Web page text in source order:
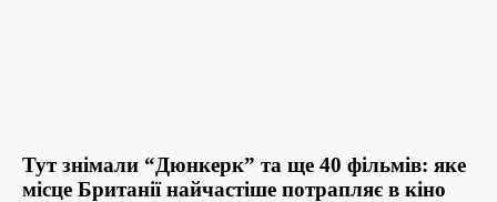
Тут знімали “Дюнкерк” та ще 40 фільмів: яке
місце Британії найчастіше потрапляє в кіно